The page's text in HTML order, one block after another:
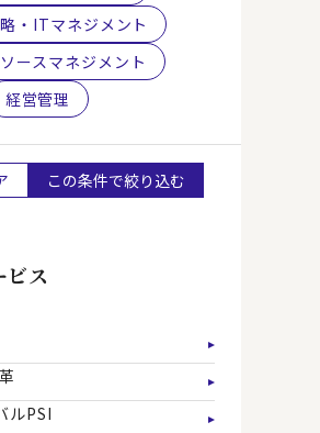
・ITマネジメント
ースマネジメント
経営管理
この条件で絞り込む
ビス
ルPSI